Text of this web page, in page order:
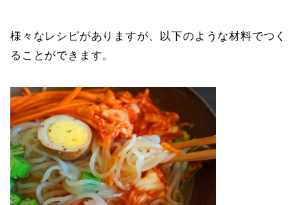
様々なレシピがありますが、以下のような材料でつく
ることができます。